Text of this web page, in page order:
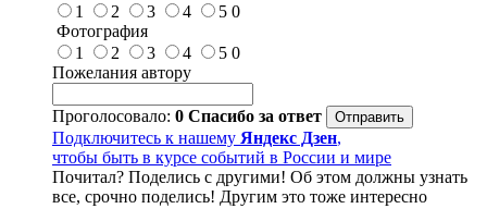
1
2 3 4 5 0
Фотография
1
2 3 4 5 0
Пожелания автору
Проголосовало: 0 Спасибо за ответ
Подключитесь к нашему Яндекс Дзен,
чтобы быть в курсе событий в России и мире
Почитал? Поделись с другими! Об этом должны узнать
все, срочно поделись! Другим это тоже интересно